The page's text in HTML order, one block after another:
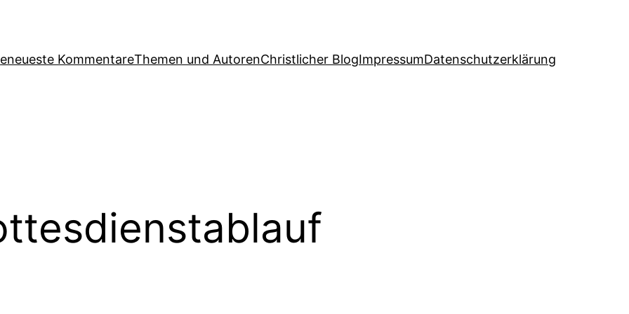
neueste KommentareThemen und AutorenChristlicher BlogImpressumDatenschutzerklärung